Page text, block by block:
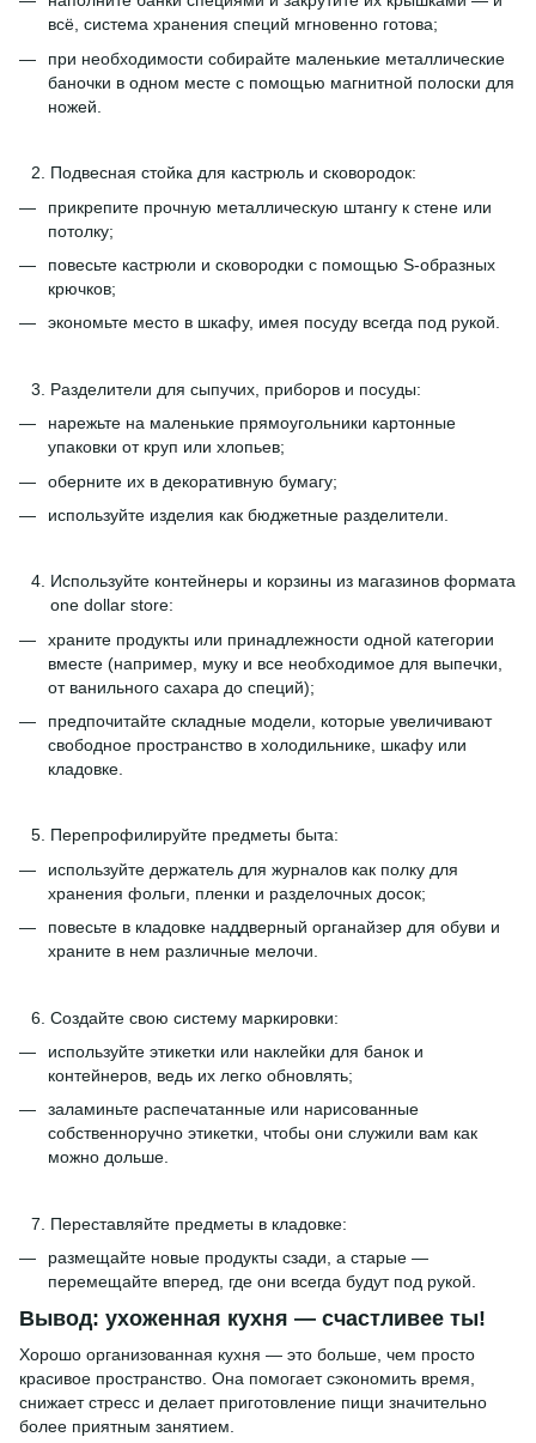
всё, система хранения специй мгновенно готова;
при необходимости собирайте маленькие металлические
баночки в одном месте с помощью магнитной полоски для
ножей.
Подвесная стойка для кастрюль и сковородок:
прикрепите прочную металлическую штангу к стене или
потолку;
повесьте кастрюли и сковородки с помощью S-образных
крючков;
экономьте место в шкафу, имея посуду всегда под рукой.
Разделители для сыпучих, приборов и посуды:
нарежьте на маленькие прямоугольники картонные
упаковки от круп или хлопьев;
оберните их в декоративную бумагу;
используйте изделия как бюджетные разделители.
Используйте контейнеры и корзины из магазинов формата
one dollar store:
храните продукты или принадлежности одной категории
вместе (например, муку и все необходимое для выпечки,
от ванильного сахара до специй);
предпочитайте складные модели, которые увеличивают
свободное пространство в холодильнике, шкафу или
кладовке.
Перепрофилируйте предметы быта:
используйте держатель для журналов как полку для
хранения фольги, пленки и разделочных досок;
повесьте в кладовке наддверный органайзер для обуви и
храните в нем различные мелочи.
Создайте свою систему маркировки:
используйте этикетки или наклейки для банок и
контейнеров, ведь их легко обновлять;
заламиньте распечатанные или нарисованные
собственноручно этикетки, чтобы они служили вам как
можно дольше.
Переставляйте предметы в кладовке:
размещайте новые продукты сзади, а старые —
перемещайте вперед, где они всегда будут под рукой.
Вывод: ухоженная кухня — счастливее ты!
Хорошо организованная кухня — это больше, чем просто
красивое пространство. Она помогает сэкономить время,
снижает стресс и делает приготовление пищи значительно
более приятным занятием.